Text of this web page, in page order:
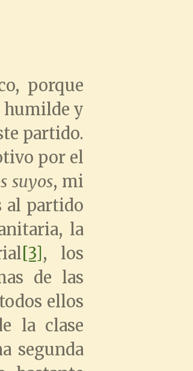
porque
humilde y
partido.
por el
suyos, mi
al partido
la
[3] , los
de las
ellos
la clase
segunda